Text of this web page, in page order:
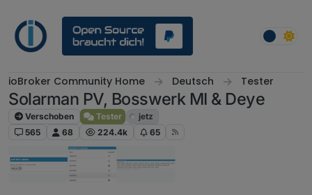
ioBroker Community Home Deutsch Tester
Solarman PV, Bosswerk MI & Deye
Verschoben Tester
jetz
565
68 224.4k 65